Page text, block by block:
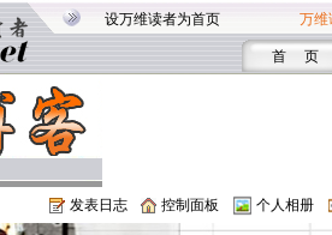
设万维读者为首页 万维
首 页
发表日志 控制面板 个人相册